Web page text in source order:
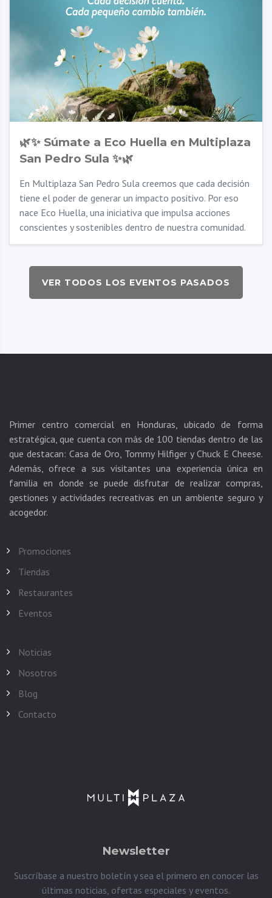
🌿✨ Súmate a Eco Huella en Multiplaza
San Pedro Sula ✨🌿
En Multiplaza San Pedro Sula creemos que cada decisión
tiene el poder de generar un impacto positivo. Por eso
nace Eco Huella, una iniciativa que impulsa acciones
conscientes y sostenibles dentro de nuestra comunidad.
VER TODOS LOS EVENTOS PASADOS
Primer centro comercial en Honduras, ubicado de forma
estratégica, que cuenta con más de 100 tiendas dentro de las
que destacan: Casa de Oro, Tommy Hilfiger y Chuck E Cheese.
Además, ofrece a sus visitantes una experiencia única en
familia en donde se puede disfrutar de realizar compras,
gestiones y actividades recreativas en un ambiente seguro y
Promociones
Tiendas
Restaurantes
Eventos
Noticias
Nosotros
Blog
Contacto
Newsletter
Suscríbase a nuestro boletín y sea el primero en conocer las
últimas noticias, ofertas especiales y eventos.